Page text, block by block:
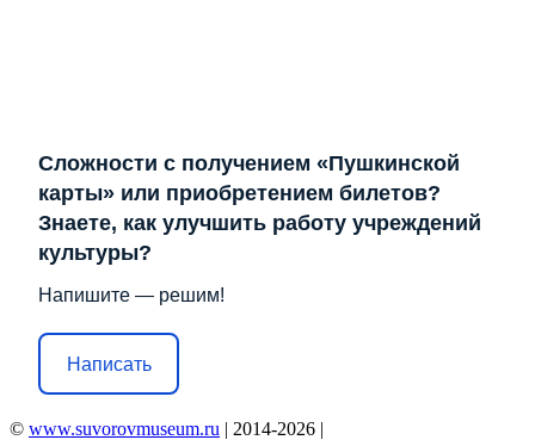
Сложности с получением «Пушкинской
карты» или приобретением билетов?
Знаете, как улучшить работу учреждений
культуры?
Напишите — решим!
Написать
© www.suvorovmuseum.ru | 2014-2026 |